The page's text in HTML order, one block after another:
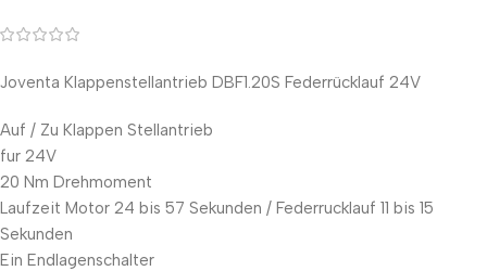
Joventa Klappenstellantrieb DBF1.20S Federrücklauf 24V
Auf / Zu Klappen Stellantrieb
fur 24V
20 Nm Drehmoment
Laufzeit Motor 24 bis 57 Sekunden / Federrucklauf 11 bis 15
Sekunden
Ein Endlagenschalter